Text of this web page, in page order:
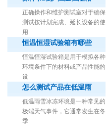
1立方米细菌气雾柜（不锈钢）
正确操作和维护测试室对于确保
测试按计划完成、延长设备的使
用
恒温恒湿试验箱有哪些
恒温恒湿试验箱是用于模拟各种
环境条件下的材料或产品性能的
设
怎么测试产品在低温雨
低温雨雪冰冻环境是一种常见的
极端天气事件，它通常发生在冬
季